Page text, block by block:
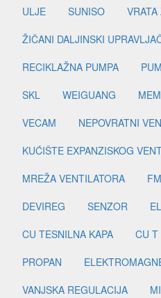
ULJE
SUNISO
ŽIČANI DALJINSKI
RECIKLAŽNA PUMPA
SKL
WEIGUANG
VECAM
NEPOVRATNI
KUĆIŠTE EXPANZISKOG
MREŽA VENTILATORA
DEVIREG
SENZOR
CU TESNILNA KAPA
CU T
PROPAN
VANJSKA REGULACIJA